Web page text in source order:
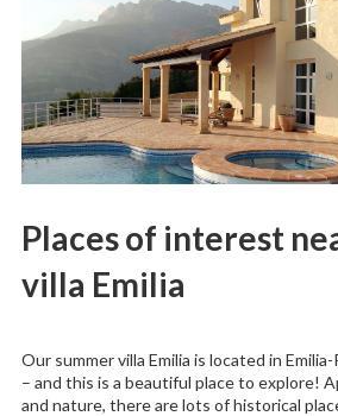
Places of interest
villa Emilia
Our summer villa Emilia is located in
– and this is a beautiful place to explore!
and nature, there are lots of historical